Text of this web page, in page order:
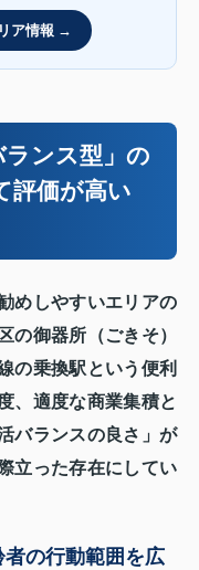
ア情報 →
ランス型」の
評価が高い
めしやすいエリアの
の御器所（ごきそ）
の乗換駅という便利
、適度な商業集積と
バランスの良さ」が
立った存在にしてい
の行動範囲を広